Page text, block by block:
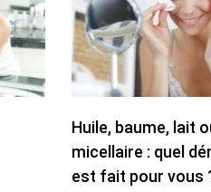
Huile, baume, lait
micellaire : quel
est fait pour vous